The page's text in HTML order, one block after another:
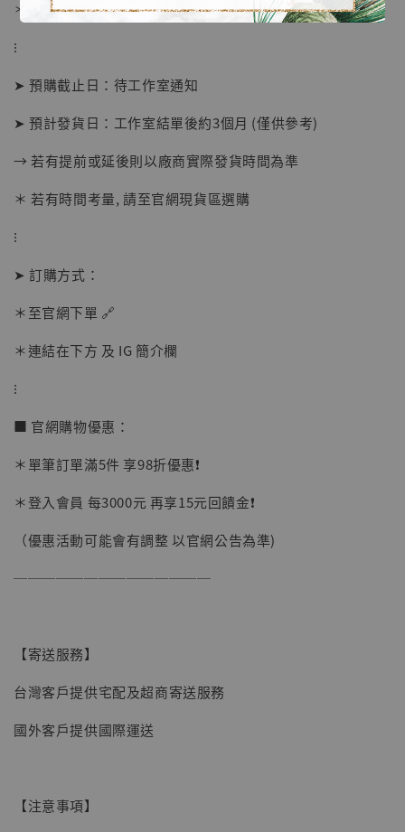
【店內現貨】海賊王 系列蒐藏雕像 布魯克達
NT$ 1,870
【現貨】BJSTUDIO 1/6系列可動蒐藏人偶 讓
＊ 刷卡免手續費
⁝
➤ 預購截止日：待工作室通知
➤ 預計發貨日：工作室結單後約3個月 (僅供參考)
→ 若有提前或延後則以廠商實際發貨時間為準
＊ 若有時間考量, 請至官網現貨區選購
⁝
➤ 訂購方式：
＊至官網下單 🔗
＊連結在下方 及 IG 簡介欄
⁝
■ 官網購物優惠：
＊單筆訂單滿5件 享98折優惠❗️
＊登入會員 每3000元 再享15元回饋金❗️
（優惠活動可能會有調整 以官網公告為準)
──────────────
【寄送服務】
台灣客戶提供宅配及超商寄送服務
國外客戶提供國際運送
【注意事項】